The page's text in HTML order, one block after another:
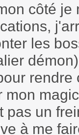
côté je
les
rendre
mon
pas un
à me